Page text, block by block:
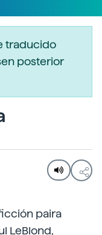
traducido
posterior
paira
LeBlond,